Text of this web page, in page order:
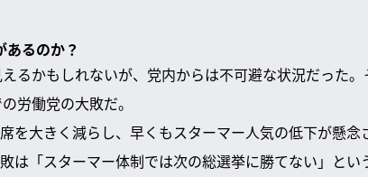
るのか？
るかもしれないが、党内からは不可避な状況だった
労働党の大敗だ。
を大きく減らし、早くもスターマー人気の低下が懸念
は「スターマー体制では次の総選挙に勝てない」とい